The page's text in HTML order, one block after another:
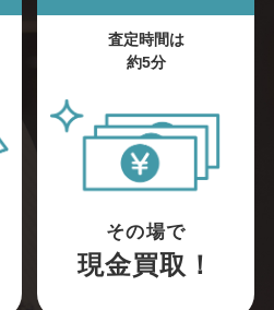
査定時間は
約5分
その場で
現金買取！